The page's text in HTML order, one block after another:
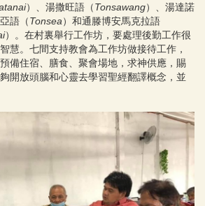
）、湯撒旺語（Tonsawang）、湯達諾
語（Tonsea）和通滕博安馬克拉語
）。在村裏舉行工作坊，要處理後勤工作很
慧。七間支持教會為工作坊做接待工作，
備住宿、膳食、聚會場地，求神供應，賜
開放頭腦和心靈去學習聖經翻譯概念，並